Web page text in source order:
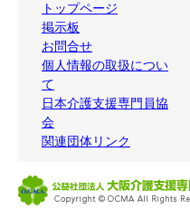
トップページ
掲示板
お問合せ
個人情報の取扱につい
て
日本介護支援専門員協
会
関連団体リンク